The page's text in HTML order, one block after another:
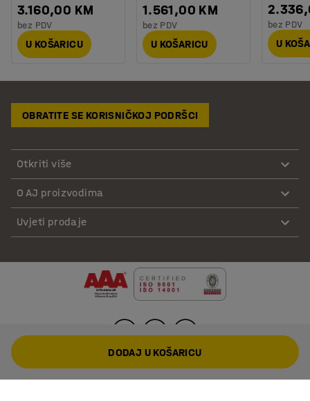
3.160,00 KM
bez PDV
U KOŠARICU
1.561,00 KM
bez PDV
U KOŠARICU
bez PDV
U
OBRATITE SE KORISNIČKOJ PODRŠCI
Otkriti više
O AJ proizvodima
Uvjeti prodaje
DODAJ U KOŠARICU